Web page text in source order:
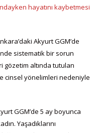
hayatını kaybetmesi
Akyurt GGM’de
sistematik bir sorun
gözetim altında tutulan
cinsel yönelimleri nedeniyle
GGM’de 5 ay boyunca
Yaşadıklarını